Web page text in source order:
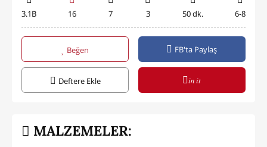
3.1B 16 7 3 50 dk. 6-8
Beğen FB'ta Paylaş
Deftere Ekle in it
MALZEMELER: